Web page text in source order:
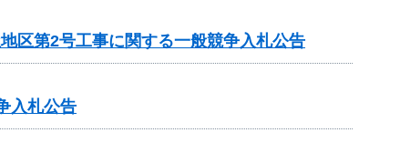
区第2号工事に関する一般競争入札公告
入札公告